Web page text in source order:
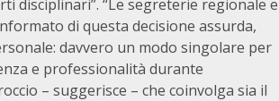
disciplinari”. “Le segreterie regionale e
di questa decisione assurda,
davvero un modo singolare per
e professionalità durante
– suggerisce – che coinvolga sia il